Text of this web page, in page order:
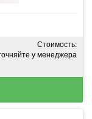
Стоимость:
у менеджера